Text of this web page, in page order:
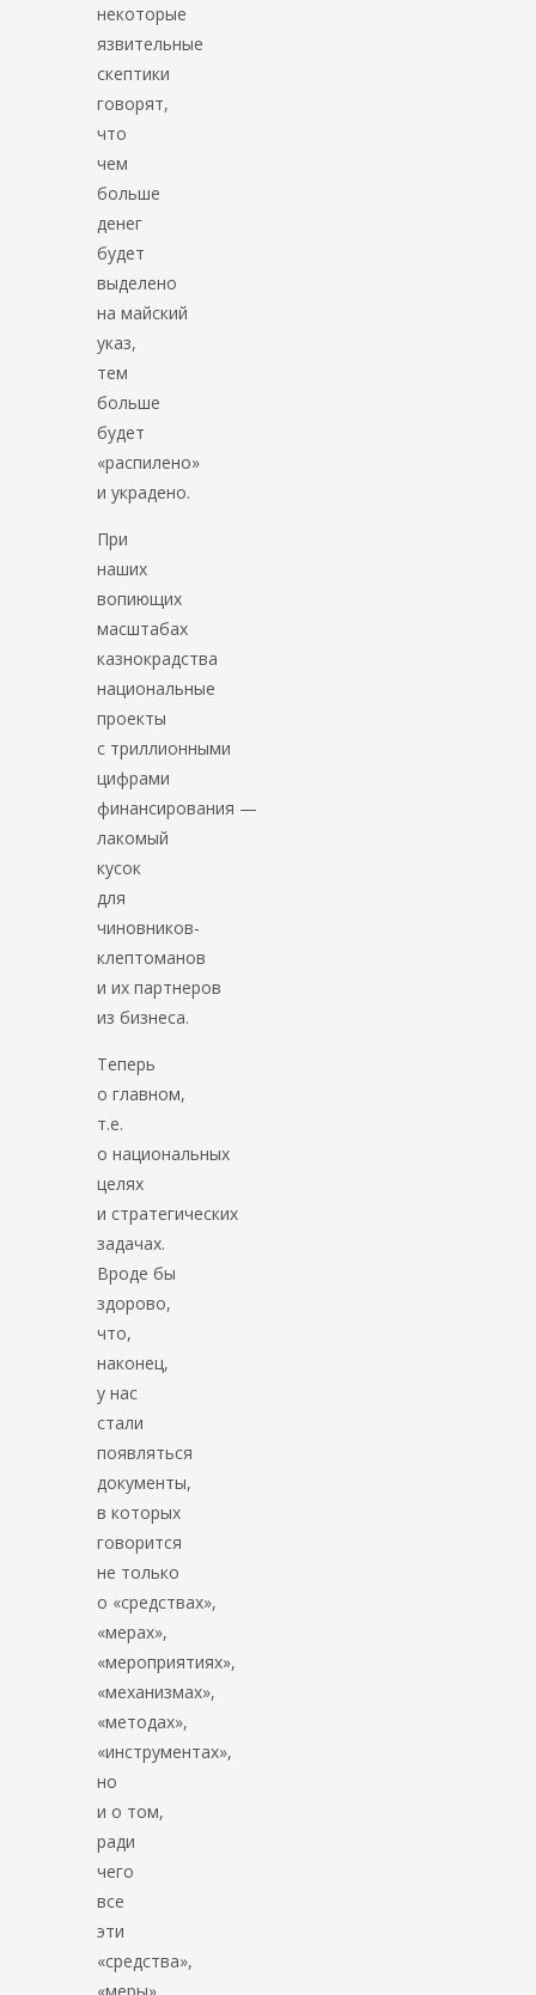
некоторые
язвительные
скептики
говорят,
что
чем
больше
денег
будет
выделено
на майский
указ,
тем
больше
будет
«распилено»
и украдено.
При
наших
вопиющих
масштабах
казнокрадства
национальные
проекты
с триллионными
цифрами
финансирования —
лакомый
кусок
для
чиновников-
клептоманов
и их партнеров
из бизнеса.
Теперь
о главном,
т.е.
о национальных
целях
и стратегических
задачах.
Вроде бы
здорово,
что,
наконец,
у нас
стали
появляться
документы,
в которых
говорится
не только
о «средствах»,
«мерах»,
«мероприятиях»,
«механизмах»,
«методах»,
«инструментах»,
но
и о том,
ради
чего
все
эти
«средства»,